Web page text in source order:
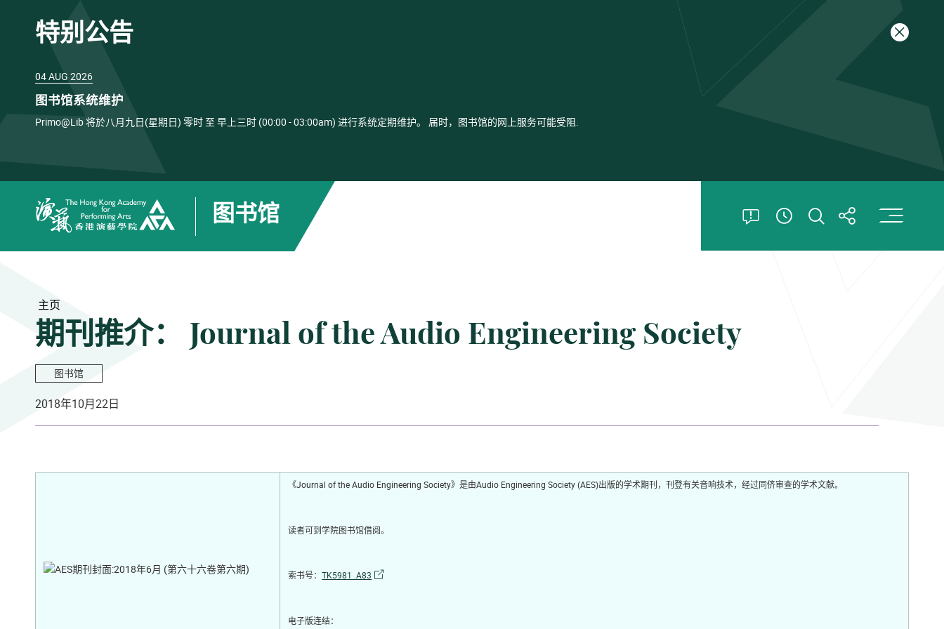
特别公告 关闭特别
04 AUG 2026
图书馆系统维护
Primo@Lib 将於八月九日(星期日) 零时 至 早上三时 (00:00 - 03:00am) 进行系统定期维护。 届时，图书馆的网上服务可能受阻.
图书馆 打开特别公告
查看開放時間信息
打开搜索打开分享打
主页
期刊推介： Journal of the Audio Engineering Society
图书馆
2018年10月22日
《Journal of the Audio Engineering Society》是由Audio Engineering Society (AES)出版的学术期刊，刊登有关音响技术，经过同侪审查的学术文献。
读者可到学院图书馆借阅。
索书号：TK5981 .A83
电子版连结：